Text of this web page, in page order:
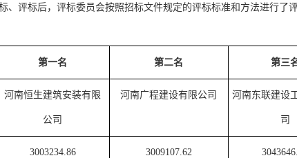
、评标后，评标委员会按照招标文件规定的评标标准和方法进行了
第一名 第二名 第三
河南恒生建筑安装有限
公司
河南广程建设有限公司 河南东联建设
司
3003234.86 3009107.62